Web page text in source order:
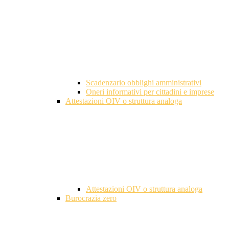
Scadenzario obblighi amministrativi
Oneri informativi per cittadini e imprese
Attestazioni OIV o struttura analoga
Attestazioni OIV o struttura analoga
Burocrazia zero